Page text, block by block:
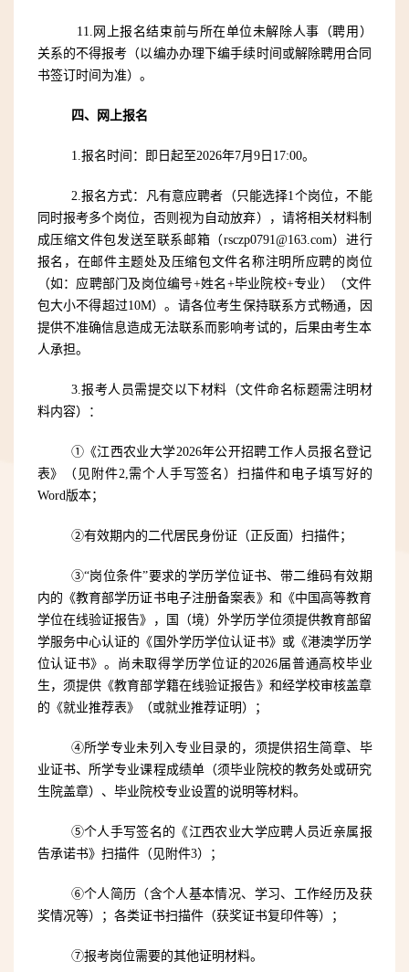
11. 网上报名结束前与所在单位未解除人事（聘用）
关系的不得报考（以编办办理下编手续时间或解除聘用合同
书签订时间为准）。
四、网上报名
1.报名时间：即日起至2026年7月9日17:00。
2.报名方式：凡有意应聘者（只能选择1个岗位，不能
同时报考多个岗位，否则视为自动放弃），请将相关材料制
成压缩文件包发送至联系邮箱（rsczp0791@163.com）进行
报名，在邮件主题处及压缩包文件名称注明所应聘的岗位
（如：应聘部门及岗位编号+姓名+毕业院校+专业）（文件
包大小不得超过10M）。请各位考生保持联系方式畅通，因
提供不准确信息造成无法联系而影响考试的，后果由考生本
人承担。
3.报考人员需提交以下材料（文件命名标题需注明材
料内容）：
①《江西农业大学2026年公开招聘工作人员报名登记
表》（见附件2,需个人手写签名）扫描件和电子填写好的
Word版本；
②有效期内的二代居民身份证（正反面）扫描件；
③“岗位条件”要求的学历学位证书、带二维码有效期
内的《教育部学历证书电子注册备案表》和《中国高等教育
学位在线验证报告》，国（境）外学历学位须提供教育部留
学服务中心认证的《国外学历学位认证书》或《港澳学历学
位认证书》。尚未取得学历学位证的2026届普通高校毕业
生，须提供《教育部学籍在线验证报告》和经学校审核盖章
的《就业推荐表》（或就业推荐证明）；
④所学专业未列入专业目录的，须提供招生简章、毕
业证书、所学专业课程成绩单（须毕业院校的教务处或研究
生院盖章）、毕业院校专业设置的说明等材料。
⑤个人手写签名的《江西农业大学应聘人员近亲属报
告承诺书》扫描件（见附件3）；
⑥个人简历（含个人基本情况、学习、工作经历及获
奖情况等）；各类证书扫描件（获奖证书复印件等）；
⑦报考岗位需要的其他证明材料。